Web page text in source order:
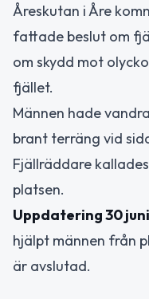
Åreskutan i Åre
fattade beslut om
om skydd mot
fjället.
Männen hade
brant terräng vid
Fjällräddare
platsen.
Uppdatering 30
hjälpt männen från
är avslutad.